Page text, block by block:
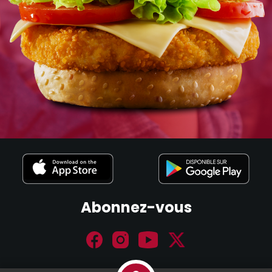
Abonnez-vous